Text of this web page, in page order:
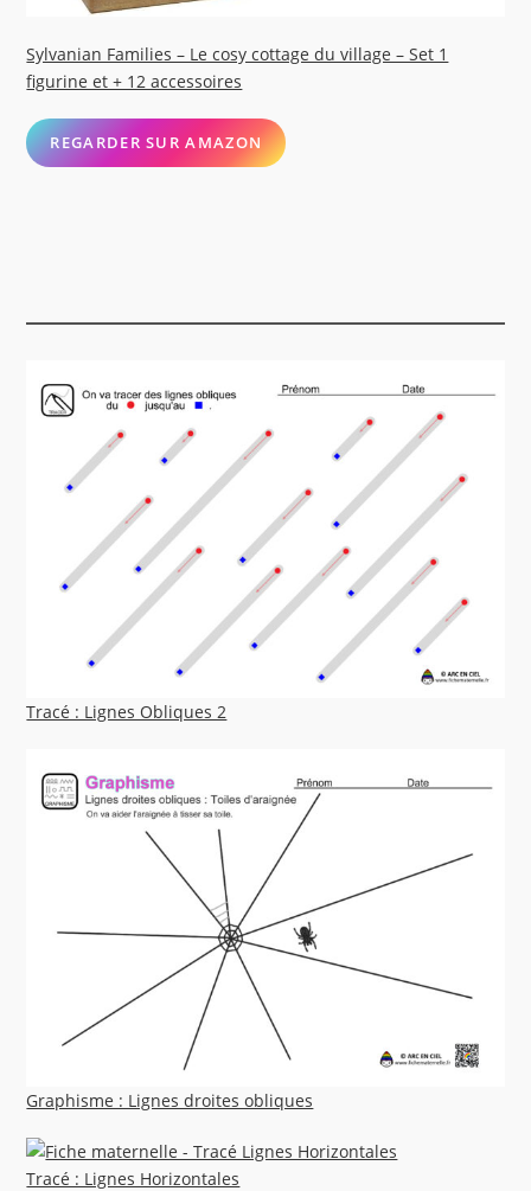
Sylvanian Families – Le cosy cottage du village – Set 1
figurine et + 12 accessoires
REGARDER SUR AMAZON
Tracé : Lignes Obliques 2
Graphisme : Lignes droites obliques
Tracé : Lignes Horizontales